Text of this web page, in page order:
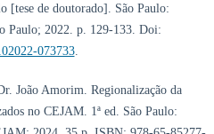
[tese de doutorado]. São Paulo:
Paulo; 2022. p. 129-133. Doi:
073733.
João Amorim. Regionalização da
no CEJAM. 1ª ed. São Paulo: